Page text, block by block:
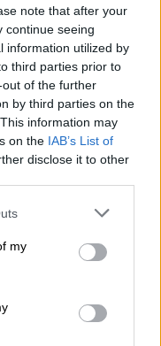
note that after your
continue seeing
information utilized by
third parties prior to
of the further
by third parties on the
information may
on the IAB’s List of
disclose it to other
one or more Google
You may click to
third-party tags to
in below Google
my
αγωγή
έδωσε την